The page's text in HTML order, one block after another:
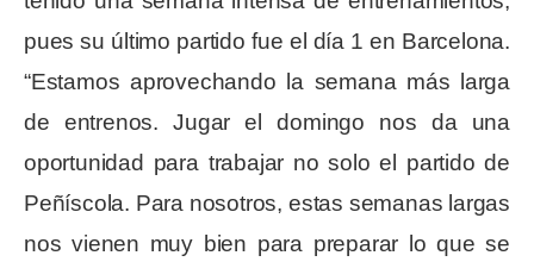
pues su último partido fue el día 1 en Barcelona.
“Estamos aprovechando la semana más larga
de entrenos. Jugar el domingo nos da una
oportunidad para trabajar no solo el partido de
Peñíscola. Para nosotros, estas semanas largas
nos vienen muy bien para preparar lo que se